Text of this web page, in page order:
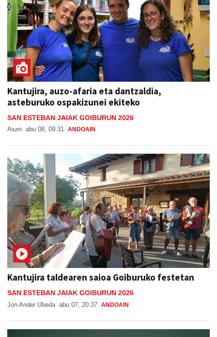
Kantujira, auzo-afaria eta dantzaldia,
asteburuko ospakizunei ekiteko
SAN ESTEBAN JAIAK GOIBURUN 2026
Aiurri abu 08, 09:31 ANDOAIN
Kantujira taldearen saioa Goiburuko festetan
SAN ESTEBAN JAIAK GOIBURUN 2026
Jon Ander Ubeda abu 07, 20:37 ANDOAIN